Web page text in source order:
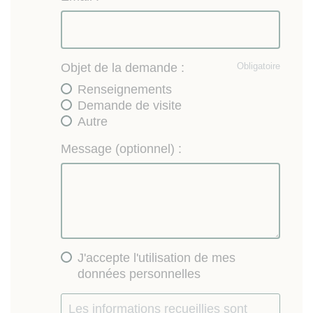
Obligatoire
Objet de la demande :
Renseignements
Demande de visite
Autre
Message (optionnel) :
J'accepte l'utilisation de mes
données personnelles
Les informations recueillies sont